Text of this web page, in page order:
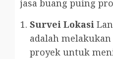
jasa buang puing
Survei Lokasi
adalah
proyek untuk